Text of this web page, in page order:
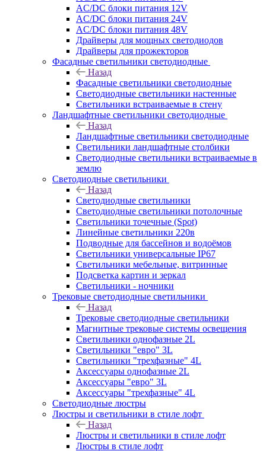
AC/DC блоки питания 12V
AC/DC блоки питания 24V
AC/DC блоки питания 48V
Драйверы для мощных светодиодов
Драйверы для прожекторов
Фасадные светильники светодиодные
Назад
Фасадные светильники светодиодные
Светодиодные светильники настенные
Светильники встраиваемые в стену
Ландшафтные светильники светодиодные
Назад
Ландшафтные светильники светодиодные
Светильники ландшафтные столбики
Светодиодные светильники встраиваемые в
землю
Светодиодные светильники
Назад
Светодиодные светильники
Светодиодные светильники потолочные
Светильники точечные (Spot)
Линейные светильники 220в
Подводные для бассейнов и водоёмов
Светильники универсальные IP67
Светильники мебельные, витринные
Подсветка картин и зеркал
Светильники - ночники
Трековые светодиодные светильники
Назад
Трековые светодиодные светильники
Магнитные трековые системы освещения
Светильники однофазные 2L
Светильники "евро" 3L
Светильники "трехфазные" 4L
Аксессуары однофазные 2L
Аксессуары "евро" 3L
Аксессуары "трехфазные" 4L
Светодиодные люстры
Люстры и светильники в стиле лофт
Назад
Люстры и светильники в стиле лофт
Люстры в стиле лофт